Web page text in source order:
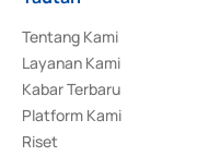
Tentang Kami
Layanan Kami
Kabar Terbaru
Platform Kami
Riset